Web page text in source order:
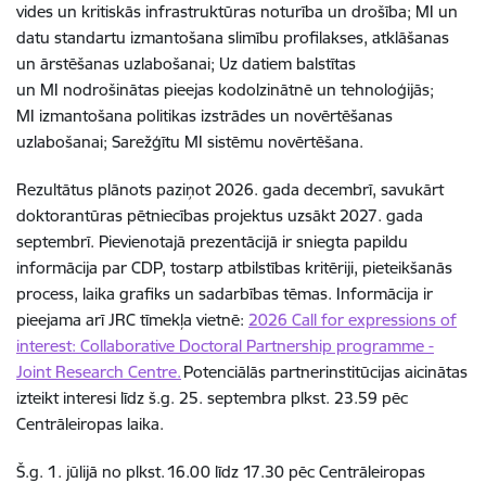
vides un kritiskās infrastruktūras noturība un drošība; MI un
datu standartu izmantošana slimību profilakses, atklāšanas
un ārstēšanas uzlabošanai; Uz datiem balstītas
un MI nodrošinātas pieejas kodolzinātnē un tehnoloģijās;
MI izmantošana politikas izstrādes un novērtēšanas
uzlabošanai; Sarežģītu MI sistēmu novērtēšana.
Rezultātus plānots paziņot 2026. gada decembrī, savukārt
doktorantūras pētniecības projektus uzsākt 2027. gada
septembrī. Pievienotajā prezentācijā ir sniegta papildu
informācija par CDP, tostarp atbilstības kritēriji, pieteikšanās
process, laika grafiks un sadarbības tēmas. Informācija ir
pieejama arī JRC tīmekļa vietnē: 2026 Call for expressions of
interest: Collaborative Doctoral Partnership programme -
Joint Research Centre. Potenciālās partnerinstitūcijas aicinātas
izteikt interesi līdz š.g. 25. septembra plkst. 23.59 pēc
Centrāleiropas laika.
Š.g. 1. jūlijā no plkst.16.00 līdz 17.30 pēc Centrāleiropas